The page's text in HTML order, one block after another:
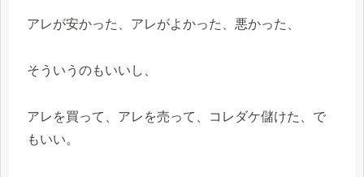
アレが安かった、アレがよかった、悪かった、
そういうのもいいし、
アレを買って、アレを売って、コレダケ儲けた、で
もいい。